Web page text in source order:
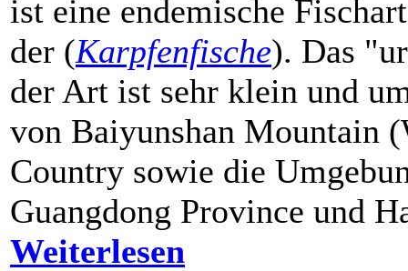
ist eine endemische
der (Karpfenfische). Das
der Art ist sehr klein und
von Baiyunshan Mountain
Country sowie die
Guangdong Province und
Weiterlesen